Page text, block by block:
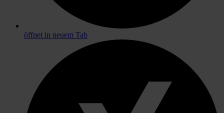
öffnet in neuem Tab